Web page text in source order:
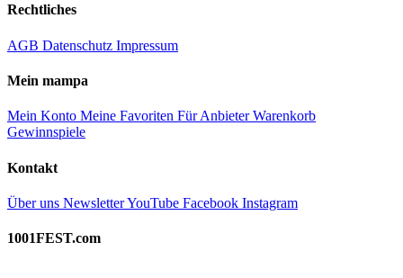
Rechtliches
AGB Datenschutz Impressum
Mein mampa
Mein Konto Meine Favoriten Für AnbieterWarenkorb
Gewinnspiele
Kontakt
Über uns NewsletterYouTube Facebook Instagram
1001FEST.com